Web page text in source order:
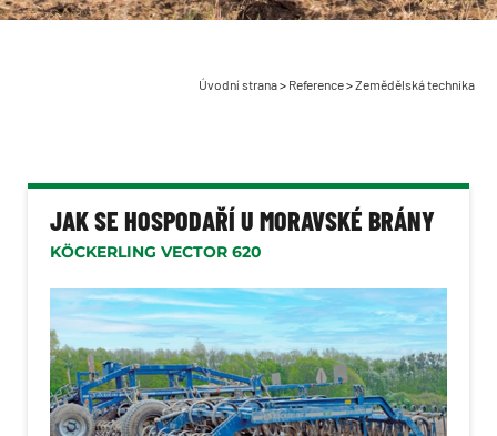
Úvodní strana> Reference>Zemědělská technika
Rozmetadla Bergmann
Dopravní technika
Manipulační technika
Zahradní technika
JAK SE HOSPODAŘÍ U MORAVSKÉ BRÁNY
KÖCKERLING VECTOR 620